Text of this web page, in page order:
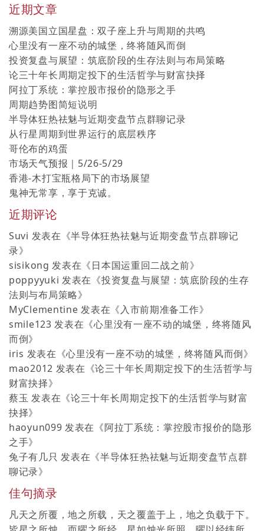
近期文章
溯源美国立国星盘：双子座上升与周期的共鸣
心里没有一座不动的城堡，终将随风而倒
投资复盘与展望：筑底阶段的生存法则与布局策略
论三十年长周期定投下的生活哲学与财富抉择
阿拉丁系统：掌控股市报价的隐形之手
周期趋势图简短说明
半导体狂热祛魅与近期变盘节点群聊记录
从行星周期到世界运行的底层秩序
哥伦布的鸡蛋
市场天气预报｜5/26-5/29
香港-木打宝瓶格局下的市场展望
鬼神无常享，享于克诚。
近期评论
Suvi 发表在《半导体狂热祛魅与近期变盘节点群聊记
录》
sisikong 发表在《日本国运重回二战之前》
poppyyuki 发表在《投资复盘与展望：筑底阶段的生存
法则与布局策略》
MyClementine 发表在《入市前期准备工作》
smile123 发表在《心里没有一座不动的城堡，终将随风
而倒》
iris 发表在《心里没有一座不动的城堡，终将随风而倒》
mao2012 发表在《论三十年长周期定投下的生活哲学与
财富抉择》
蔡玉 发表在《论三十年长周期定投下的生活哲学与财富
抉择》
haoyun099 发表在《阿拉丁系统：掌控股市报价的隐形
之手》
兔子有几只 发表在《半导体狂热祛魅与近期变盘节点群
聊记录》
佳句摘录
凡天之所覆，地之所载，天之覆盖于上，地之负载于下。